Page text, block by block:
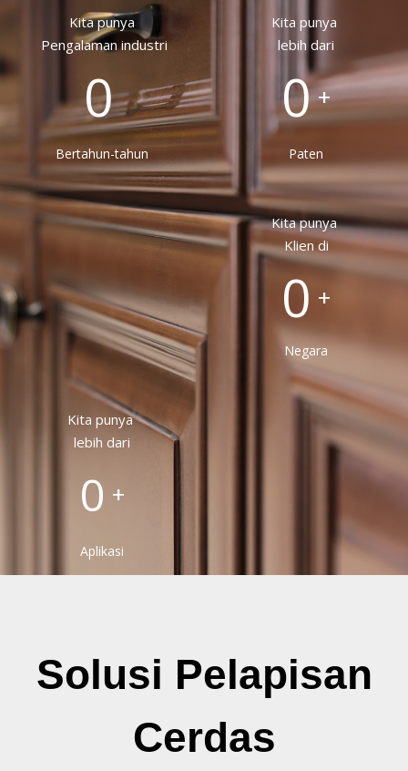
Kita punya
Pengalaman industri
0
Bertahun-tahun
Kita punya
lebih dari
0 +
Paten
Kita punya
Klien di
0 +
Negara
Kita punya
lebih dari
0 +
Aplikasi
Solusi Pelapisan
Cerdas